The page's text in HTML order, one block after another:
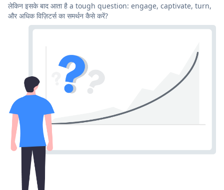
लेकिन इसके बाद आता है a tough question: engage, captivate, turn,
और अधिक विज़िटर्स का समर्थन कैसे करें?